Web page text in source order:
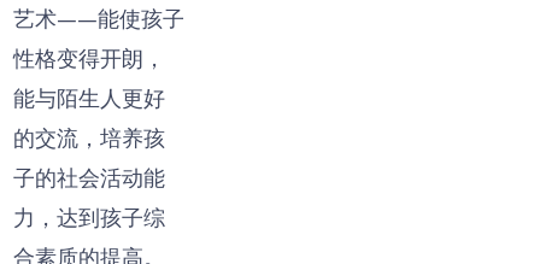
艺术——能使孩子
性格变得开朗，
能与陌生人更好
的交流，培养孩
子的社会活动能
力，达到孩子综